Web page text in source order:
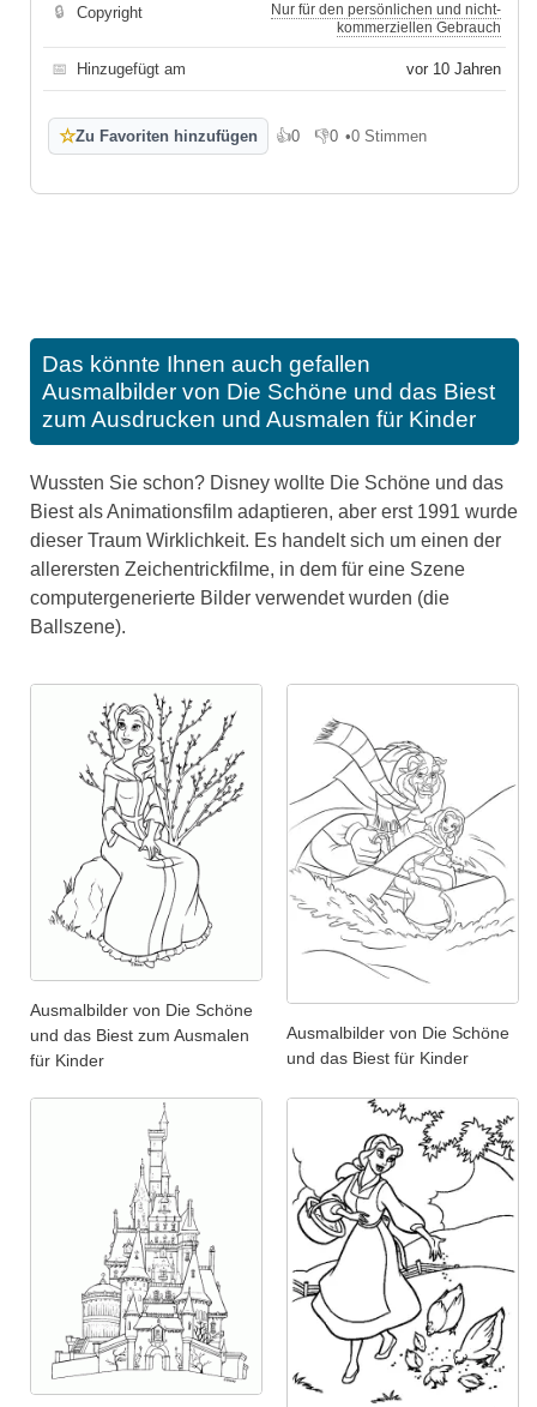
🔒 Copyright
Nur für den persönlichen und nicht-
kommerziellen Gebrauch
📅 Hinzugefügt am vor 10 Jahren
☆Zu Favoriten hinzufügen 👍0
Gefällt mir
👎0
Gefällt mir nicht
•0 Stimmen
Das könnte Ihnen auch gefallen
Ausmalbilder von Die Schöne und das Biest
zum Ausdrucken und Ausmalen für Kinder
Wussten Sie schon? Disney wollte Die Schöne und das
Biest als Animationsfilm adaptieren, aber erst 1991 wurde
dieser Traum Wirklichkeit. Es handelt sich um einen der
allerersten Zeichentrickfilme, in dem für eine Szene
computergenerierte Bilder verwendet wurden (die
Ballszene).
Ausmalbilder von Die Schöne
und das Biest zum Ausmalen
für Kinder
Ausmalbilder von Die Schöne
und das Biest für Kinder